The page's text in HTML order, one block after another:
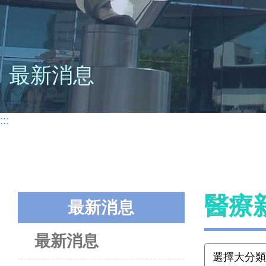
最新消息
:::
最新消息
最新消息
醫療